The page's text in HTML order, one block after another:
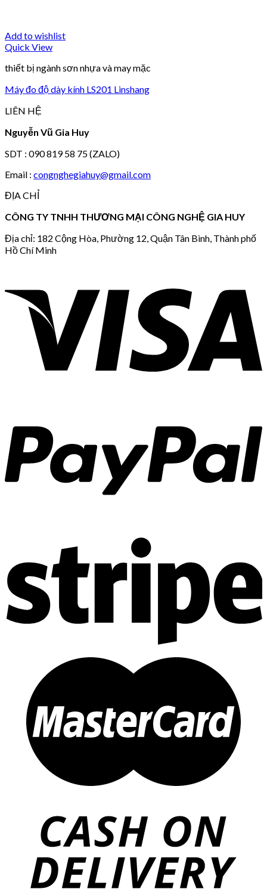
Add to wishlist
Quick View
thiết bị ngành sơn nhựa và may mặc
Máy đo độ dày kính LS201 Linshang
LIÊN HỆ
Nguyễn Vũ Gia Huy
SDT : 090 819 58 75 (ZALO)
Email : congnghegiahuy@gmail.com
ĐỊA CHỈ
CÔNG TY TNHH THƯƠNG MẠI CÔNG NGHỆ GIA HUY
Địa chỉ: 182 Cộng Hòa, Phường 12, Quận Tân Bình, Thành phố
Hồ Chí Minh